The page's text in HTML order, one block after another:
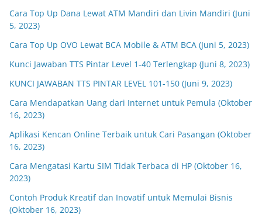
Cara Top Up Dana Lewat ATM Mandiri dan Livin Mandiri (Juni
5, 2023)
Cara Top Up OVO Lewat BCA Mobile & ATM BCA (Juni 5, 2023)
Kunci Jawaban TTS Pintar Level 1-40 Terlengkap (Juni 8, 2023)
KUNCI JAWABAN TTS PINTAR LEVEL 101-150 (Juni 9, 2023)
Cara Mendapatkan Uang dari Internet untuk Pemula (Oktober
16, 2023)
Aplikasi Kencan Online Terbaik untuk Cari Pasangan (Oktober
16, 2023)
Cara Mengatasi Kartu SIM Tidak Terbaca di HP (Oktober 16,
2023)
Contoh Produk Kreatif dan Inovatif untuk Memulai Bisnis
(Oktober 16, 2023)